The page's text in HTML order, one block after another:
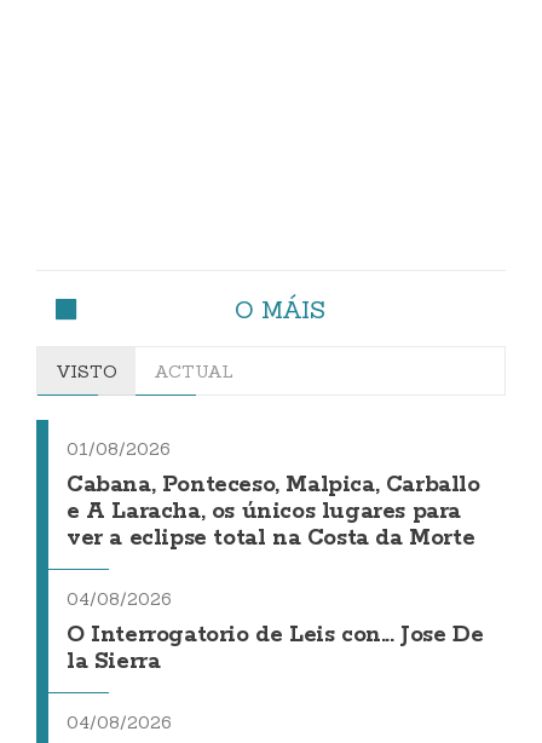
O MÁIS
VISTO ACTUAL
01/08/2026
Cabana, Ponteceso, Malpica, Carballo
e A Laracha, os únicos lugares para
ver a eclipse total na Costa da Morte
04/08/2026
O Interrogatorio de Leis con... Jose De
la Sierra
04/08/2026